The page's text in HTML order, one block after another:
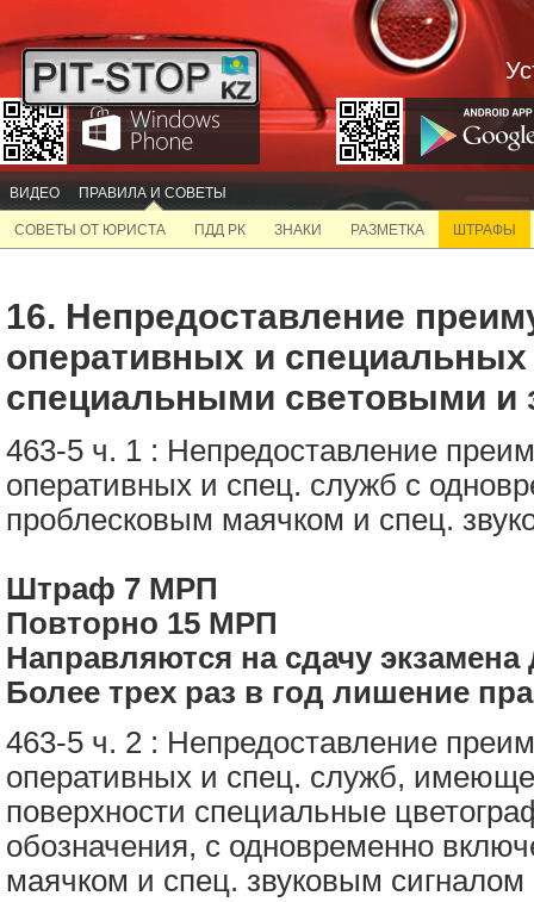
ВИДЕО ПРАВИЛА И СОВЕТЫ
СОВЕТЫ ОТ ЮРИСТА ПДД РК ЗНАКИ РАЗМЕТКА ШТРАФЫ
16. Непредоставление
оперативных и
специальными световыми и
463-5 ч. 1 : Непредоставление
оперативных и спец. служб с
проблесковым маячком и спец.
Штраф 7 МРП
Повторно 15 МРП
Направляются на сдачу
Более трех раз в год лишение
463-5 ч. 2 : Непредоставление
оперативных и спец. служб,
поверхности специальные
обозначения, с одновременно
маячком и спец. звуковым